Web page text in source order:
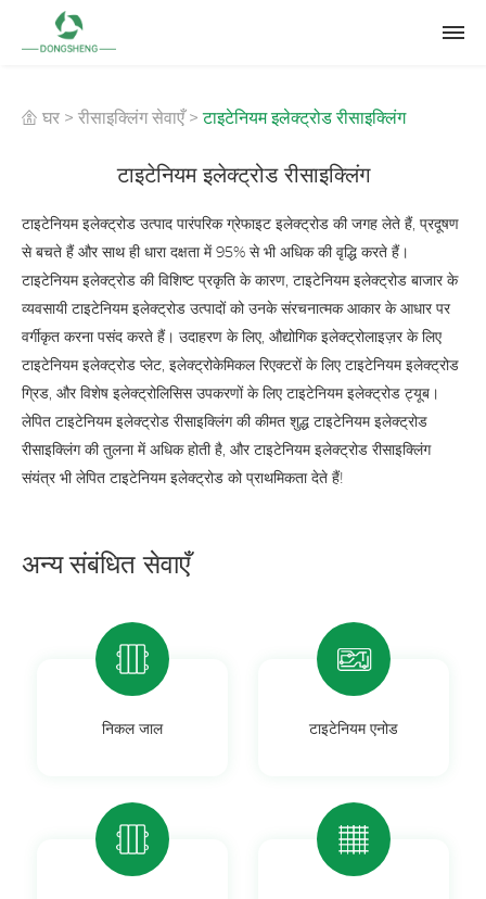
घर > रीसाइक्लिंग सेवाएँ> टाइटेनियम इलेक्ट्रोड रीसाइक्लिंग
टाइटेनियम इलेक्ट्रोड रीसाइक्लिंग
टाइटेनियम इलेक्ट्रोड उत्पाद पारंपरिक ग्रेफाइट इलेक्ट्रोड की जगह लेते हैं, प्रदूषण
से बचते हैं और साथ ही धारा दक्षता में 95% से भी अधिक की वृद्धि करते हैं।
टाइटेनियम इलेक्ट्रोड की विशिष्ट प्रकृति के कारण, टाइटेनियम इलेक्ट्रोड बाजार के
व्यवसायी टाइटेनियम इलेक्ट्रोड उत्पादों को उनके संरचनात्मक आकार के आधार पर
वर्गीकृत करना पसंद करते हैं। उदाहरण के लिए, औद्योगिक इलेक्ट्रोलाइज़र के लिए
टाइटेनियम इलेक्ट्रोड प्लेट, इलेक्ट्रोकेमिकल रिएक्टरों के लिए टाइटेनियम इलेक्ट्रोड
ग्रिड, और विशेष इलेक्ट्रोलिसिस उपकरणों के लिए टाइटेनियम इलेक्ट्रोड ट्यूब।
लेपित टाइटेनियम इलेक्ट्रोड रीसाइक्लिंग की कीमत शुद्ध टाइटेनियम इलेक्ट्रोड
रीसाइक्लिंग की तुलना में अधिक होती है, और टाइटेनियम इलेक्ट्रोड रीसाइक्लिंग
संयंत्र भी लेपित टाइटेनियम इलेक्ट्रोड को प्राथमिकता देते हैं!
अन्यसंबंधित सेवाएँ
निकल जाल टाइटेनियम एनोड